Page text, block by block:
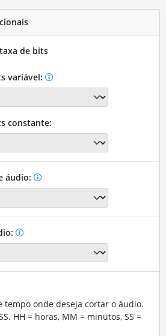
de bits
variável:
constante:
áudio:
tempo onde deseja cortar o áudio.
HH = horas, MM = minutos, SS =